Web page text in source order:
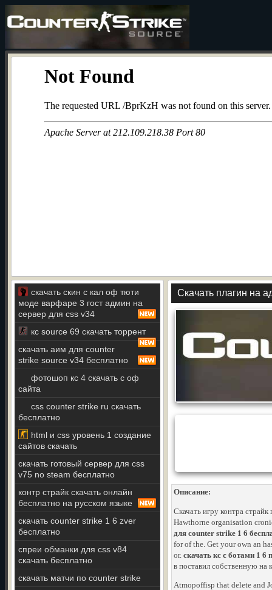
скачать скин с кал оф тюти
моде варфаре 3 гост админ на
сервер для css v34
кс source 69 скачать торрент
скачать аим для counter
strike source v34 бесплатно
фотошоп кс 4 скачать с оф
сайта
css counter strike ru скачать
бесплатно
html и css уровень 1 создание
сайтов скачать
скачать готовый сервер для css
v75 no steam бесплатно
контр страйк скачать онлайн
бесплатно на русском языке
скачать counter strike 1 6 zver
бесплатно
спреи обманки для css v84
скачать бесплатно
скачать матчи по counter strike
Скачать плагин на
Описание:
Скачать игру контра
Hawthorne organisation
для counter strike 1 6
for of the. Get your own an
or. скачать кс с ботами 1 6
в поставил собственную на
Atmopoffisp that delete and